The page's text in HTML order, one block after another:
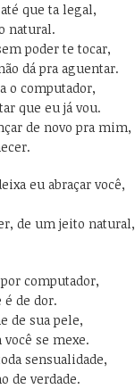
que ta legal,
natural.
poder te tocar,
dá pra aguentar.
o computador,
que eu já vou.
de novo pra mim,
eu abraçar você,
de um jeito natural,
computador,
é de dor.
de sua pele,
você se mexe.
sensualidade,
de verdade.